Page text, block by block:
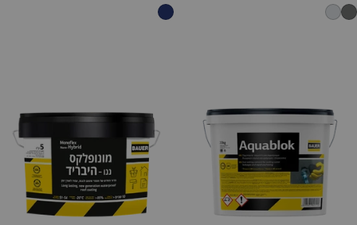
רגיל
רגיל